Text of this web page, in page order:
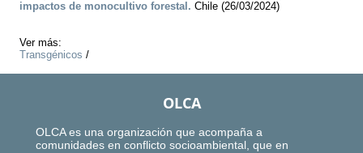
impactos de monocultivo forestal. Chile (26/03/2024)
Ver más:
Transgénicos /
OLCA
OLCA es una organización que acompaña a
comunidades en conflicto socioambiental, que en